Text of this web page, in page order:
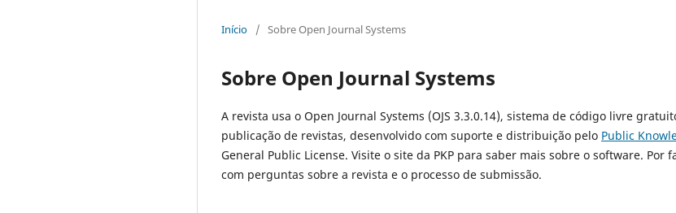
Início / Sobre Open Journal Systems
Sobre Open Journal Systems
A revista usa o Open Journal Systems (OJS 3.3.0.14), sistema de código livre
publicação de revistas, desenvolvido com suporte e distribuição pelo Public
General Public License. Visite o site da PKP para saber mais sobre o software. Por
com perguntas sobre a revista e o processo de submissão.